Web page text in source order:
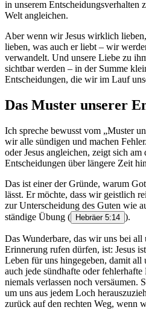
in unserem Entscheidungsverhalten
Welt angleichen.
Aber wenn wir Jesus wirklich
lieben, was auch er liebt – wir
verwandelt. Und unsere Liebe zu
sichtbar werden – in der Summe
Entscheidungen, die wir im Lauf
Das Muster unserer
Ich spreche bewusst vom „Muster
wir alle sündigen und machen
oder Jesus angleichen, zeigt sich
Entscheidungen über längere Zeit
Das ist einer der Gründe, warum
lässt. Er möchte, dass wir geistlich
zur Unterscheidung des Guten wie
ständige Übung ( Hebräer 5:14 ).
Das Wunderbare, das wir uns bei all
Erinnerung rufen dürfen, ist: Jesus
Leben für uns hingegeben, damit all
auch jede sündhafte oder
niemals verlassen noch versäumen.
um uns aus jedem Loch
zurück auf den rechten Weg, wenn